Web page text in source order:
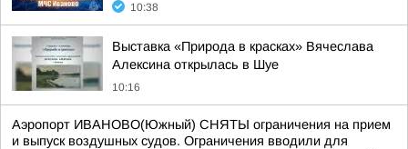
10:38
Выставка «Природа в красках» Вячеслава
Алексина открылась в Шуе
10:16
Аэропорт ИВАНОВО(Южный) СНЯТЫ ограничения на прием
и выпуск воздушных судов. Ограничения вводили для